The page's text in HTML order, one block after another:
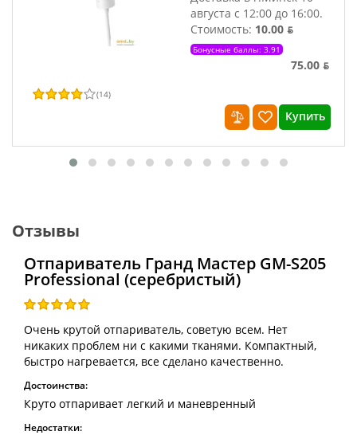
августа с 12:00 до 16:00.
Стоимость: 10.00 ƃ
Бонусные баллы: 3.91
75.00 ƃ
(14)
Купить
Отзывы
Отпариватель Гранд Мастер GM-S205
Professional (серебристый)
Очень крутой отпариватель, советую всем. Нет
никаких проблем ни с какими тканями. Компактный,
быстро нагревается, все сделано качественно.
Достоинства:
Круто отпаривает легкий и маневренный
Недостатки: